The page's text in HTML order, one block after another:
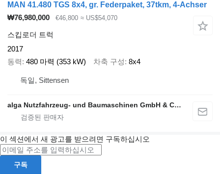
MAN 41.480 TGS 8x4, gr. Federpaket, 37tkm, 4-Achser
₩76,980,000
€46,800 ≈ US$54,070
스킵로더 트럭
2017
동력 480 마력 (353 kW) 차축 구성 8x4
독일, Sittensen
alga Nutzfahrzeug- und Baumaschinen GmbH & Co. KG
이 섹션에서 새 광고를 받으려면 구독하십시오
구독